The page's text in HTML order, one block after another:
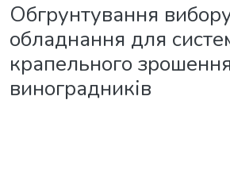
Обгрунтування
обладнання для
крапельного
виноградників